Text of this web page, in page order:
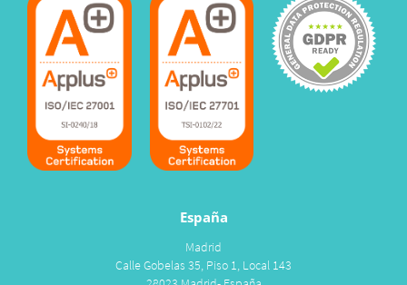
España
Madrid
Calle Gobelas 35, Piso 1, Local 143